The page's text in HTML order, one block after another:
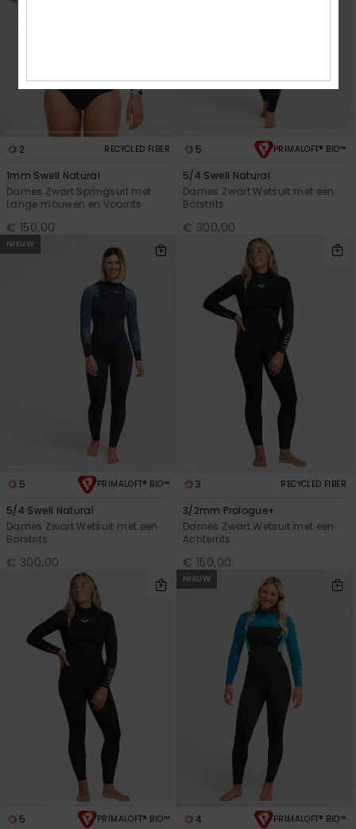
2 RECYCLED FIBER
1mm Swell Natural
Dames Zwart Springsuit met
Lange mouwen en Voorrits
€ 150,00
5 PRIMALOFT® BIO™
5/4 Swell Natural
Dames Zwart Wetsuit met een
Borstrits
€ 300,00
NIEUW
5 PRIMALOFT® BIO™
5/4 Swell Natural
Dames Zwart Wetsuit met een
Borstrits
€ 300,00
3 RECYCLED FIBER
3/2mm Prologue+
Dames Zwart Wetsuit met een
Achterrits
€ 150,00
5 PRIMALOFT® BIO™
NIEUW
4 PRIMALOFT® BIO™